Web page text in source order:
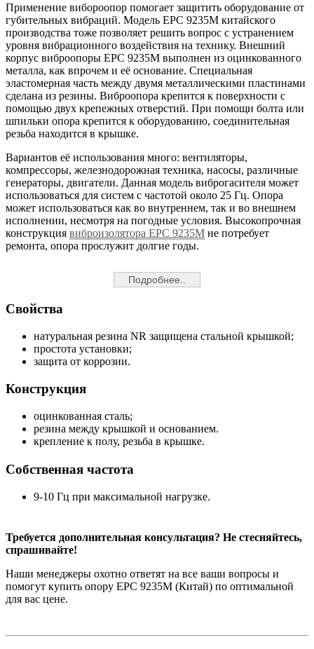
Применение вибороопор помогает защитить оборудование от
губительных вибраций. Модель EPC 9235M китайского
производства тоже позволяет решить вопрос с устранением
уровня вибрационного воздействия на технику. Внешний
корпус виброопоры EPC 9235M выполнен из оцинкованного
металла, как впрочем и её основание. Специальная
эластомерная часть между двумя металлическими пластинами
сделана из резины. Виброопора крепится к поверхности с
помощью двух крепежных отверстий. При помощи болта или
шпильки опора крепится к оборудованию, соединительная
резьба находится в крышке.
Вариантов её использования много: вентиляторы,
компрессоры, железнодорожная техника, насосы, различные
генераторы, двигатели. Данная модель виброгасителя может
использоваться для систем с частотой около 25 Гц. Опора
может использоваться как во внутреннем, так и во внешнем
исполнении, несмотря на погодные условия. Высокопрочная
конструкция виброизолятора EPC 9235M не потребует
ремонта, опора прослужит долгие годы.
Подробнее..
Свойства
натуральная резина NR защищена стальной крышкой;
простота установки;
защита от коррозии.
Конструкция
оцинкованная сталь;
резина между крышкой и основанием.
крепление к полу, резьба в крышке.
Собственная частота
9-10 Гц при максимальной нагрузке.
Требуется дополнительная консультация? Не стесняйтесь,
спрашивайте!
Наши менеджеры охотно ответят на все ваши вопросы и
помогут купить опору EPC 9235M (Китай) по оптимальной
для вас цене.